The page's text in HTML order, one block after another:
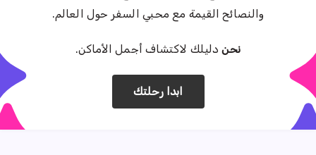
والنصائح القيمة مع محبي السفر حول العالم.
نحندليلك لاكتشاف أجمل الأماكن.
ابدا رحلتك